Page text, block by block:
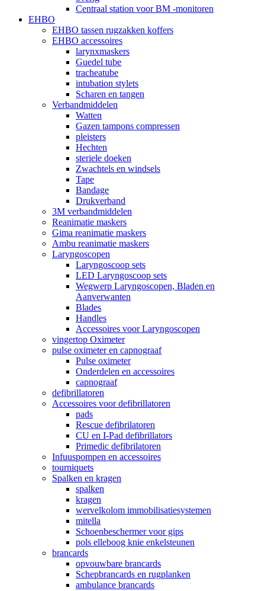
Centraal station voor BM -monitoren
EHBO
EHBO tassen rugzakken koffers
EHBO accessoires
larynxmaskers
Guedel tube
tracheatube
intubation stylets
Scharen en tangen
Verbandmiddelen
Watten
Gazen tampons compressen
pleisters
Hechten
steriele doeken
Zwachtels en windsels
Tape
Bandage
Drukverband
3M verbandmiddelen
Reanimatie maskers
Gima reanimatie maskers
Ambu reanimatie maskers
Laryngoscopen
Laryngoscoop sets
LED Laryngoscoop sets
Wegwerp Laryngoscopen, Bladen en
Aanverwanten
Blades
Handles
Accessoires voor Laryngoscopen
vingertop Oximeter
pulse oximeter en capnograaf
Pulse oximeter
Onderdelen en accessoires
capnograaf
defibrillatoren
Accessoires voor defibrillatoren
pads
Rescue defibrilatoren
CU en I-Pad defibrillators
Primedic defibrilatoren
Infuuspompen en accessoires
tourniquets
Spalken en kragen
spalken
kragen
wervelkolom immobilisatiesystemen
mitella
Schoenbeschermer voor gips
pols elleboog knie enkelsteunen
brancards
opvouwbare brancards
Schepbrancards en rugplanken
ambulance brancards